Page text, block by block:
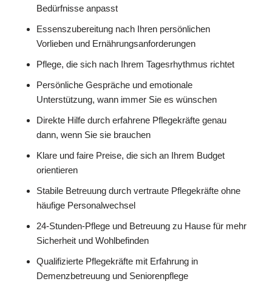
Bedürfnisse anpasst
Essenszubereitung nach Ihren persönlichen
Vorlieben und Ernährungsanforderungen
Pflege, die sich nach Ihrem Tagesrhythmus richtet
Persönliche Gespräche und emotionale
Unterstützung, wann immer Sie es wünschen
Direkte Hilfe durch erfahrene Pflegekräfte genau
dann, wenn Sie sie brauchen
Klare und faire Preise, die sich an Ihrem Budget
orientieren
Stabile Betreuung durch vertraute Pflegekräfte ohne
häufige Personalwechsel
24-Stunden-Pflege und Betreuung zu Hause für mehr
Sicherheit und Wohlbefinden
Qualifizierte Pflegekräfte mit Erfahrung in
Demenzbetreuung und Seniorenpflege